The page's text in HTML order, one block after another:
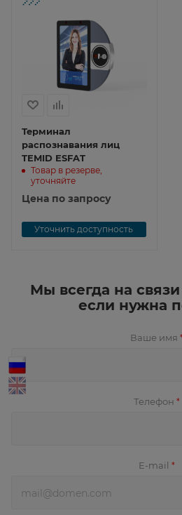
Терминал
распознавания лиц
TEMID ESFAT
Товар в резерве,
уточняйте
Цена по запросу
Уточнить доступность
Мы всегда на
если нужна
Ваше имя *
Телефон *
E-mail *